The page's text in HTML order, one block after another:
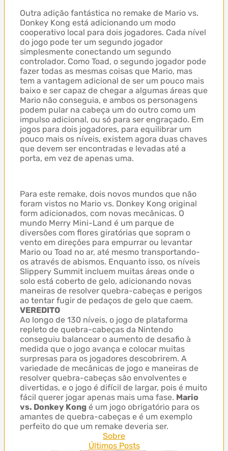
Outra adição fantástica no remake de Mario vs.
Donkey Kong está adicionando um modo
cooperativo local para dois jogadores. Cada nível
do jogo pode ter um segundo jogador
simplesmente conectando um segundo
controlador. Como Toad, o segundo jogador pode
fazer todas as mesmas coisas que Mario, mas
tem a vantagem adicional de ser um pouco mais
baixo e ser capaz de chegar a algumas áreas que
Mario não conseguia, e ambos os personagens
podem pular na cabeça um do outro como um
impulso adicional, ou só para ser engraçado. Em
jogos para dois jogadores, para equilibrar um
pouco mais os níveis, existem agora duas chaves
que devem ser encontradas e levadas até a
porta, em vez de apenas uma.
Para este remake, dois novos mundos que não
foram vistos no Mario vs. Donkey Kong original
form adicionados, com novas mecânicas. O
mundo Merry Mini-Land é um parque de
diversões com flores giratórias que sopram o
vento em direções para empurrar ou levantar
Mario ou Toad no ar, até mesmo transportando-
os através de abismos. Enquanto isso, os níveis
Slippery Summit incluem muitas áreas onde o
solo está coberto de gelo, adicionando novas
maneiras de resolver quebra-cabeças e perigos
ao tentar fugir de pedaços de gelo que caem.
VEREDITO
Ao longo de 130 níveis, o jogo de plataforma
repleto de quebra-cabeças da Nintendo
conseguiu balancear o aumento de desafio à
medida que o jogo avança e colocar muitas
surpresas para os jogadores descobrirem. A
variedade de mecânicas de jogo e maneiras de
resolver quebra-cabeças são envolventes e
divertidas, e o jogo é difícil de largar, pois é muito
fácil querer jogar apenas mais uma fase. Mario
vs. Donkey Kong é um jogo obrigatório para os
amantes de quebra-cabeças e é um exemplo
perfeito do que um remake deveria ser.
Sobre
Últimos Posts